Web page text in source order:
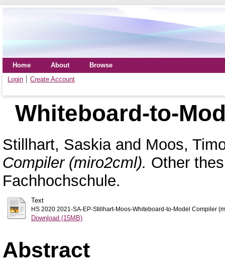
Home About
Browse
Login
Create Account
Whiteboard-to-
Stillhart, Saskiaand Moos,
Compiler (miro2cml). Other
Fachhochschule.
Text
HS 2020 2021-SA-EP-Stillhart-Moos-Whiteboard-to-Model Compiler
Download (15MB)
Abstract